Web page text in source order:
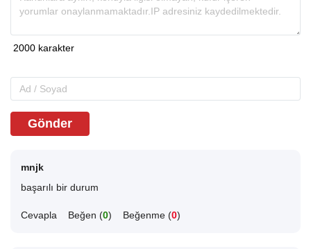
Gönder
mnjk
başarılı bir durum
Cevapla Beğen (0) Beğenme (0)